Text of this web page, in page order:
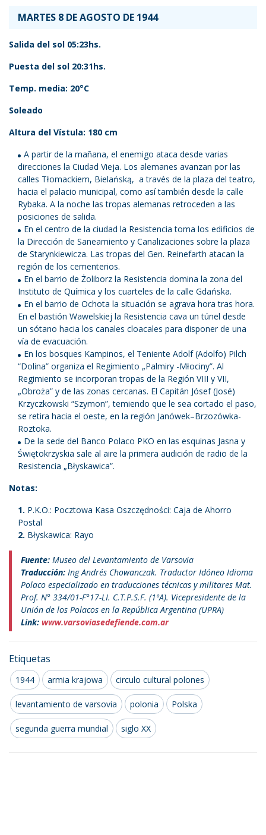
MARTES 8 DE AGOSTO DE 1944
Salida del sol 05:23hs.
Puesta del sol 20:31hs.
Temp. media: 20°C
Soleado
Altura del Vístula: 180 cm
A partir de la mañana, el enemigo ataca desde varias
direcciones la Ciudad Vieja. Los alemanes avanzan por las
calles Tłomackiem, Bielańską, a través de la plaza del teatro,
hacia el palacio municipal, como así también desde la calle
Rybaka. A la noche las tropas alemanas retroceden a las
posiciones de salida.
En el centro de la ciudad la Resistencia toma los edificios de
la Dirección de Saneamiento y Canalizaciones sobre la plaza
de Starynkiewicza. Las tropas del Gen. Reinefarth atacan la
región de los cementerios.
En el barrio de Żoliborz la Resistencia domina la zona del
Instituto de Química y los cuarteles de la calle Gdańska.
En el barrio de Ochota la situación se agrava hora tras hora.
En el bastión Wawelskiej la Resistencia cava un túnel desde
un sótano hacia los canales cloacales para disponer de una
vía de evacuación.
En los bosques Kampinos, el Teniente Adolf (Adolfo) Pilch
“Dolina” organiza el Regimiento „Palmiry -Młociny”. Al
Regimiento se incorporan tropas de la Región VIII y VII,
„Obroża” y de las zonas cercanas. El Capitán Jósef (José)
Krzyczkowski “Szymon”, temiendo que le sea cortado el paso,
se retira hacia el oeste, en la región Janówek–Brzozówka-
Roztoka.
De la sede del Banco Polaco PKO en las esquinas Jasna y
Świętokrzyskia sale al aire la primera audición de radio de la
Resistencia „Błyskawica”.
Notas:
P.K.O.: Pocztowa Kasa Oszczędności: Caja de Ahorro
Postal
Błyskawica: Rayo
Fuente: Museo del Levantamiento de Varsovia
Traducción: Ing Andrés Chowanczak. Traductor Idóneo Idioma
Polaco especializado en traducciones técnicas y militares Mat.
Prof. N° 334/01-F°17-LI. C.T.P.S.F. (1ºA). Vicepresidente de la
Unión de los Polacos en la República Argentina (UPRA)
Link: www.varsoviasedefiende.com.ar
Etiquetas
1944 armia krajowa circulo cultural polones
levantamiento de varsovia polonia Polska
segunda guerra mundial siglo XX